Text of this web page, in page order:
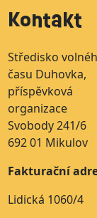
Kontakt
Středisko
času Duhovka,
příspěvková
organizace
Svobody 241/6
692 01 Mikulov
Fakturační
Lidická 1060/4